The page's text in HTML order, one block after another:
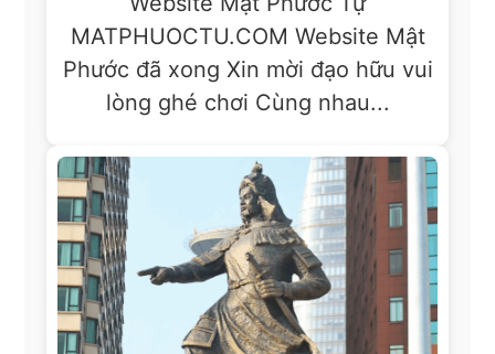
MATPHUOCTU.COM Website Mật
Phước đã xong Xin mời đạo hữu vui
lòng ghé chơi Cùng nhau...